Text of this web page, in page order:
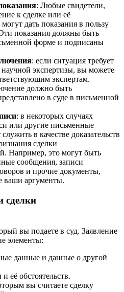
: Любые свидетели,
к сделке или её
могут дать показания в пользу
показания должны быть
форме и подписаны
: если ситуация требует
экспертизы, вы можете
экспертам.
должно быть
в суде в письменной
: в некоторых случаях
или другие письменные
в качестве доказательств
сделки
Например, это могут быть
сообщения, записи
и прочие документы,
ваши аргументы.
сделки
вы подаете в суд. Заявление
элементы:
данные и данные о другой
её обстоятельств.
вы считаете сделку